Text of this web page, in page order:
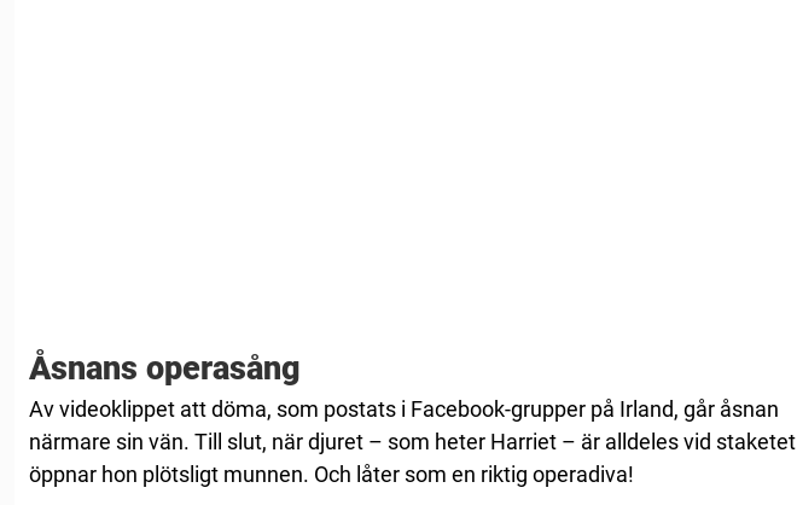
Åsnans operasång
Av videoklippet att döma, som postats i Facebook-grupper på Irland, går åsnan
närmare sin vän. Till slut, när djuret – som heter Harriet – är alldeles vid staketet
öppnar hon plötsligt munnen. Och låter som en riktig operadiva!